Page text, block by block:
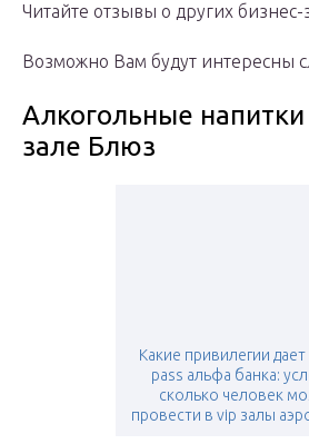
Читайте отзывы о других
Возможно Вам будут интересны
Алкогольные напитки
зале Блюз
Какие привилегии
pass альфа банка:
сколько человек
провести в vip залы